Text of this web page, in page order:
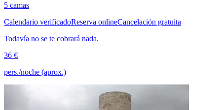
5 camas
Calendario verificadoReserva onlineCancelación gratuita
Todavía no se te cobrará nada.
36 €
pers./noche (aprox.)